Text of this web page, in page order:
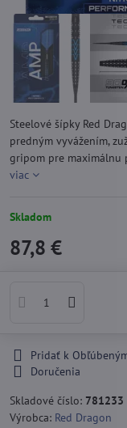
Steelové šípky Red
predným vyvážením,
gripom pre maximálnu
viac
Skladom
87,8 €
Pridať k
Doručenia
Skladové číslo: 781233
Výrobca: Red Dragon